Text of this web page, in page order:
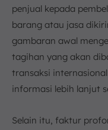
penjual kepada
barang atau jasa
gambaran awal
tagihan yang akan
transaksi
informasi lebih lanjut
Selain itu, faktur